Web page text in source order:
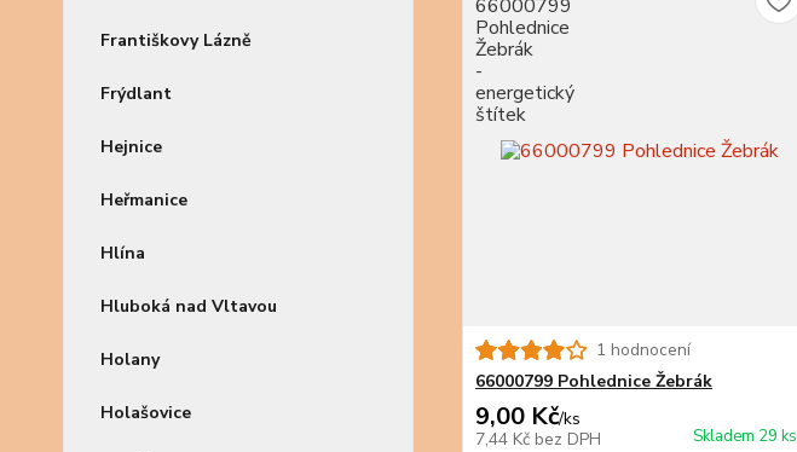
Františkovy Lázně
Frýdlant
Hejnice
Heřmanice
Hlína
Hluboká nad Vltavou
Holany
Holašovice
1 hodnocení
66000799 Pohlednice Žebrák
9,00 Kč/ks
7,44 Kč bez DPH Skladem 29 ks